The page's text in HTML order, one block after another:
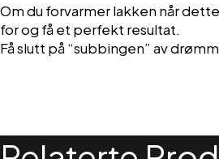
Om du forvarmer lakken når
for og få et perfekt resultat.
Få slutt på “subbingen” av